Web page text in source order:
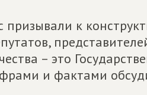
к
– это
и фактами